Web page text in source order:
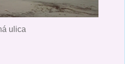
ulica